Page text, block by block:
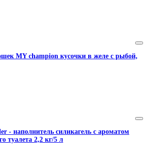
MY champion кусочки в желе с рыбой,
- наполнитель силикагель с ароматом
туалета 2,2 кг/5 л